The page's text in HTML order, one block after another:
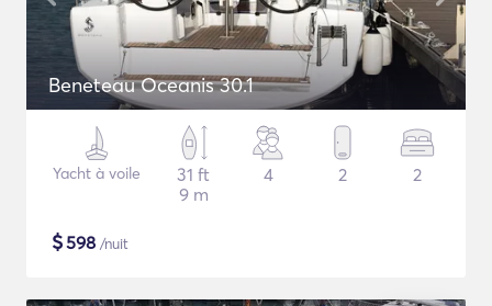
Beneteau Oceanis 30.1
Yacht à voile
31 ft
9 m
4 2 2
$598 /nuit